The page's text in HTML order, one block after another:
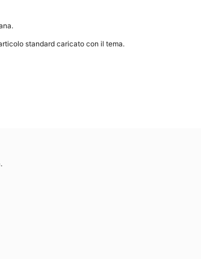
standard caricato con il tema.